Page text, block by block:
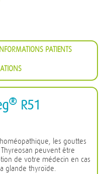
INFORMATIONS PATIENTS
® R51
les gouttes
Thyreosan peuvent être
de votre médecin en cas
glande thyroïde.